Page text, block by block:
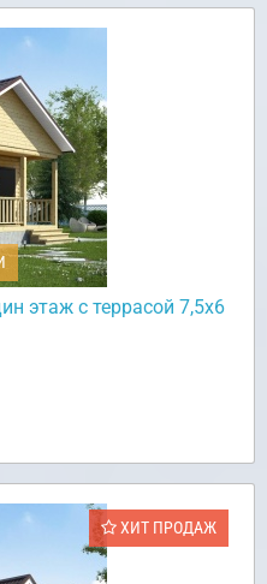
этаж с террасой 7,5х6
ХИТ ПРОДАЖ